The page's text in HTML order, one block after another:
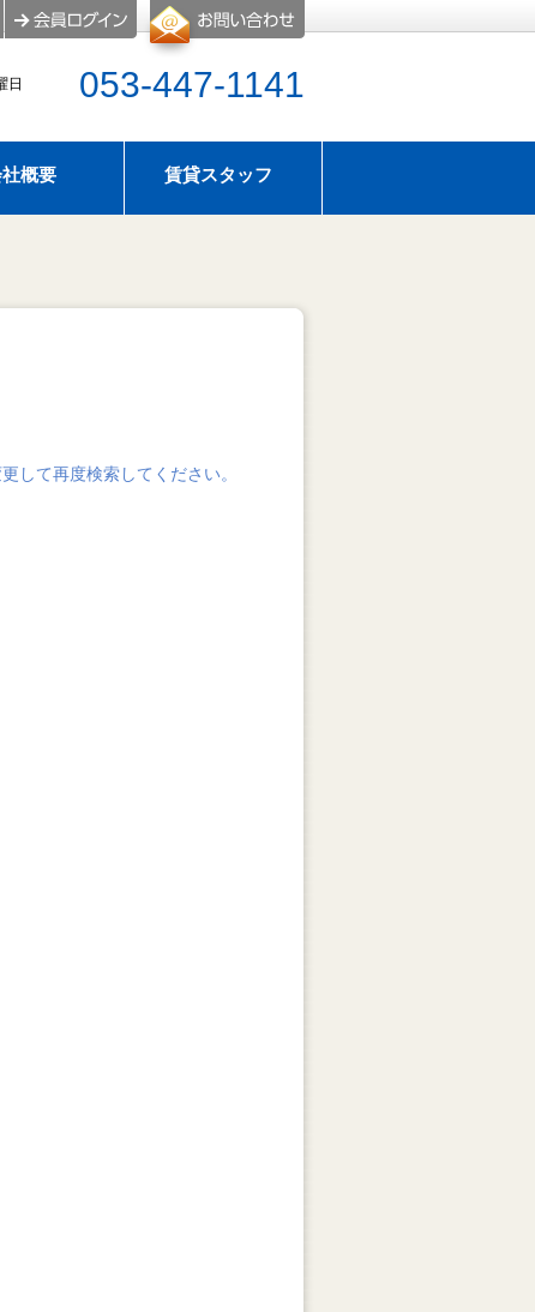
053-447-1141
日
概要 賃貸スタッフ
して再度検索してください。